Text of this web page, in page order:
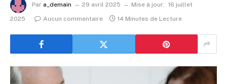
Par a_demain 29 avril 2025 Mise à jour: 16 juillet
2025
Aucun commentaire 14 Minutes de Lecture